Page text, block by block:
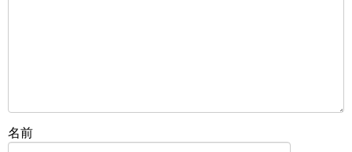
名前